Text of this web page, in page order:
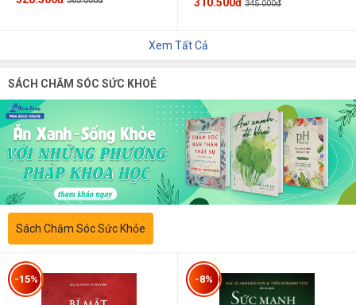
310.500đ 345.000đ
Xem Tất Cả
SÁCH CHĂM SÓC SỨC KHOẺ
Sách Chăm Sóc Sức Khỏe
-15% -8%